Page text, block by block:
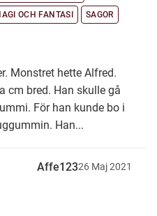
OCH FANTASI SAGOR
Monstret hette Alfred.
cm bred. Han skulle gå
För han kunde bo i
Han...
Affe12326 Maj2021